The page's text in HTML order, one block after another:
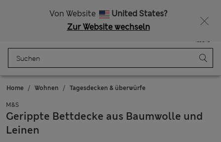
Von Website
United States?
Zur Website wechseln
Tasche
Home Wohnen Tagesdecken & überwürfe
M&S
Gerippte Bettdecke aus Baumwolle und
Leinen